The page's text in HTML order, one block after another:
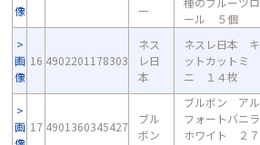
像
ー
ール ５個
画
像
16 4902201178303
ネス
レ日
本
ネスレ日本 キ
ットカットミ
ニ １４枚
画 17 4901360345427
ブル
ボン
ブルボン アル
フォートバニラ
ホワイト ２７